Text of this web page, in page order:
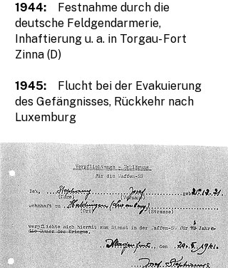
1944: Festnahme durch die
deutsche Feldgendarmerie,
Inhaftierung u. a. in Torgau- Fort
Zinna (D)
1945: Flucht bei der Evakuierung
des Gefängnisses, Rückkehr nach
Luxemburg